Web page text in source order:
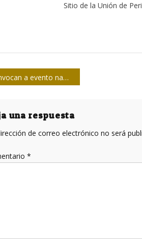
Sitio de la Unión de
nacional sobre el legado martiano y fidelista en la prensa
una respuesta
de correo electrónico no será
*